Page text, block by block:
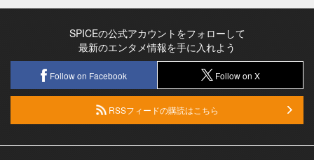
SPICEの公式アカウントをフォローして
最新のエンタメ情報を手に入れよう
Follow on Facebook Follow on X
RSSフィードの購読はこちら